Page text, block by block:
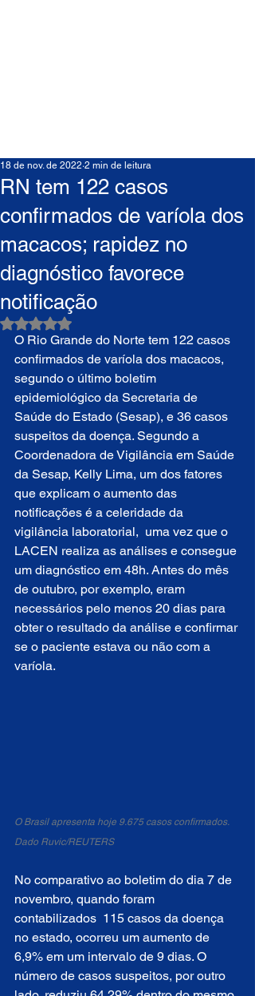
RN tem 122 casos
confirmados de varíola dos
macacos; rapidez no
diagnóstico favorece
notificação
18 de nov. de 2022 2 min de leitura
Avaliado com NaN de 5 estrelas.
O Rio Grande do Norte tem 122 casos
confirmados de varíola dos macacos,
segundo o último boletim
epidemiológico da Secretaria de
Saúde do Estado (Sesap), e 36 casos
suspeitos da doença. Segundo a
Coordenadora de Vigilância em Saúde
da Sesap, Kelly Lima, um dos fatores
que explicam o aumento das
notificações é a celeridade da
vigilância laboratorial,  uma vez que o
LACEN realiza as análises e consegue
um diagnóstico em 48h. Antes do mês
de outubro, por exemplo, eram
necessários pelo menos 20 dias para
obter o resultado da análise e confirmar
se o paciente estava ou não com a
varíola.
O Brasil apresenta hoje 9.675 casos confirmados.
Dado Ruvic/REUTERS
No comparativo ao boletim do dia 7 de
novembro, quando foram
contabilizados  115 casos da doença
no estado, ocorreu um aumento de
6,9% em um intervalo de 9 dias. O
número de casos suspeitos, por outro